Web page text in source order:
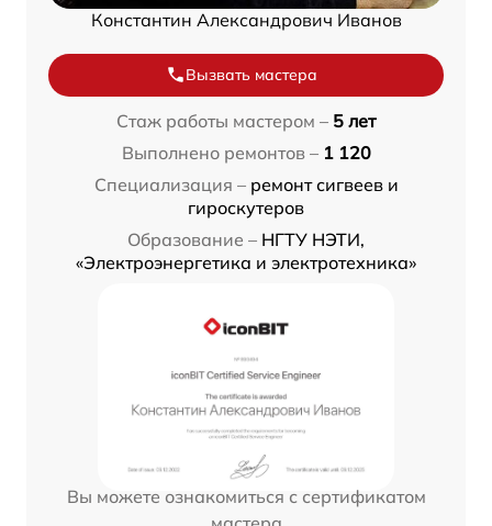
Константин Александрович Иванов
Вызвать мастера
Стаж работы мастером – 5 лет
Выполнено ремонтов – 1 120
Специализация – ремонт сигвеев и
гироскутеров
Образование – НГТУ НЭТИ,
«Электроэнергетика и электротехника»
Вы можете ознакомиться с сертификатом